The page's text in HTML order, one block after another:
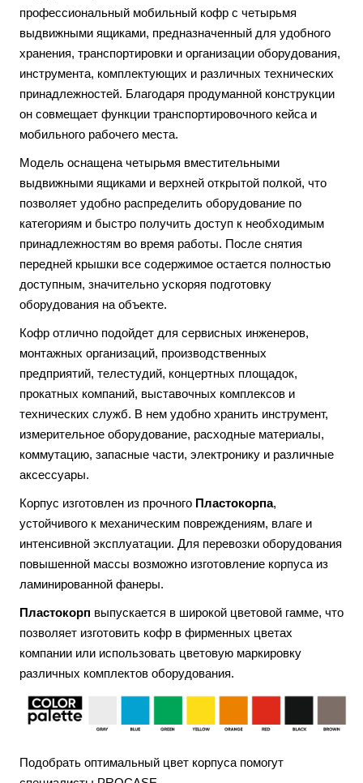
профессиональный мобильный кофр с четырьмя
выдвижными ящиками, предназначенный для удобного
хранения, транспортировки и организации оборудования,
инструмента, комплектующих и различных технических
принадлежностей. Благодаря продуманной конструкции
он совмещает функции транспортировочного кейса и
мобильного рабочего места.
Модель оснащена четырьмя вместительными
выдвижными ящиками и верхней открытой полкой, что
позволяет удобно распределить оборудование по
категориям и быстро получить доступ к необходимым
принадлежностям во время работы. После снятия
передней крышки все содержимое остается полностью
доступным, значительно ускоряя подготовку
оборудования на объекте.
Кофр отлично подойдет для сервисных инженеров,
монтажных организаций, производственных
предприятий, телестудий, концертных площадок,
прокатных компаний, выставочных комплексов и
технических служб. В нем удобно хранить инструмент,
измерительное оборудование, расходные материалы,
коммутацию, запасные части, электронику и различные
аксессуары.
Корпус изготовлен из прочного Пластокорпа,
устойчивого к механическим повреждениям, влаге и
интенсивной эксплуатации. Для перевозки оборудования
повышенной массы возможно изготовление корпуса из
ламинированной фанеры.
Пластокорп выпускается в широкой цветовой гамме, что
позволяет изготовить кофр в фирменных цветах
компании или использовать цветовую маркировку
различных комплектов оборудования.
Подобрать оптимальный цвет корпуса помогут